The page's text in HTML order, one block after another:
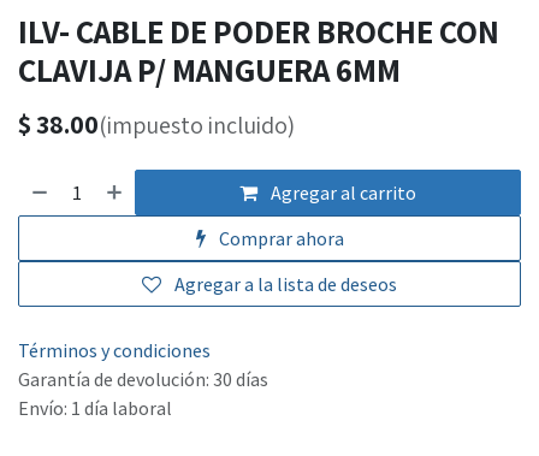
ILV- CABLE DE PODER BROCHE CON
CLAVIJA P/ MANGUERA 6MM
$38.00(impuesto incluido)
Agregar al carrito
Comprar ahora
Agregar a la lista de deseos
Términos y condiciones
Garantía de devolución: 30 días
Envío: 1 día laboral